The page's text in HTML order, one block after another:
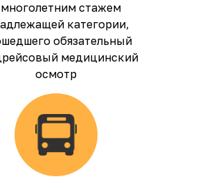
стажем
категории,
обязательный
медицинский
осмотр